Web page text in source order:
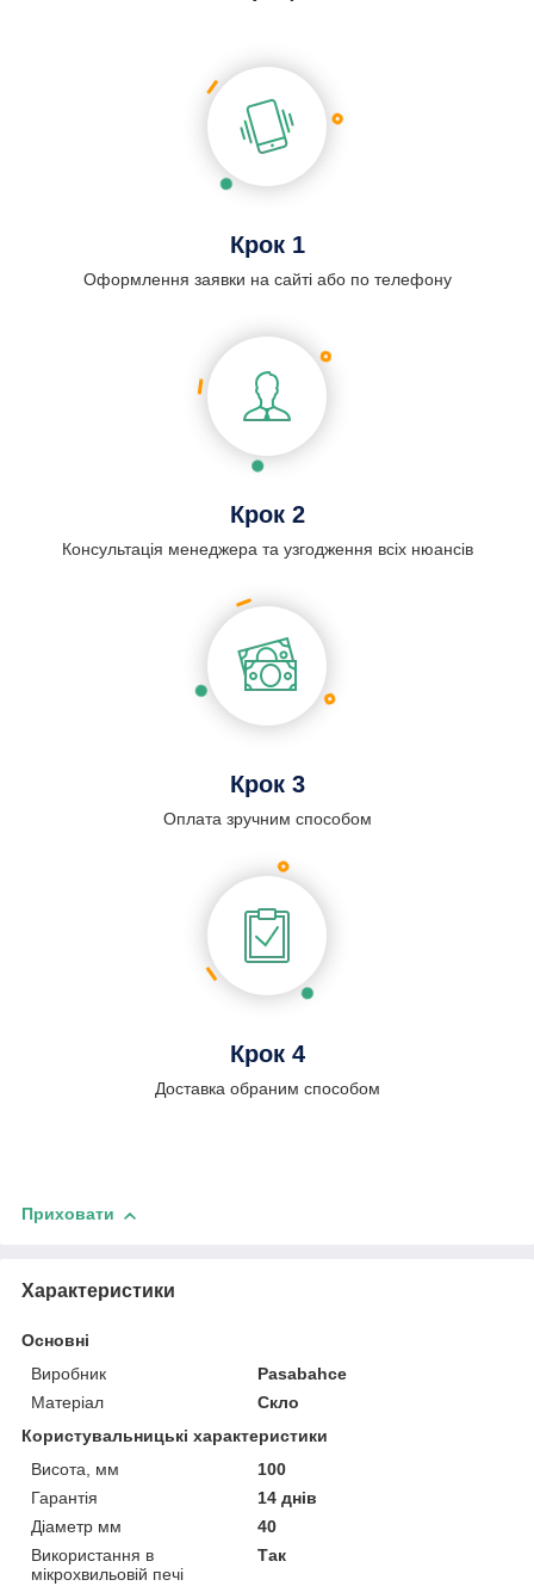
Крок 1
Оформлення заявки на сайті або по телефону
Крок 2
Консультація менеджера та узгодження всіх нюансів
Крок 3
Оплата зручним способом
Крок 4
Доставка обраним способом
Приховати
Характеристики
Основні
Виробник
Pasabahce
Матеріал
Скло
Користувальницькі характеристики
Висота, мм
100
Гарантія
14 днів
Діаметр мм
40
Використання в
мікрохвильовій печі
Так